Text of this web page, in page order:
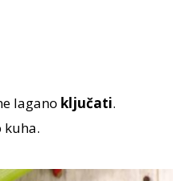
lagano ključati.
kuha.